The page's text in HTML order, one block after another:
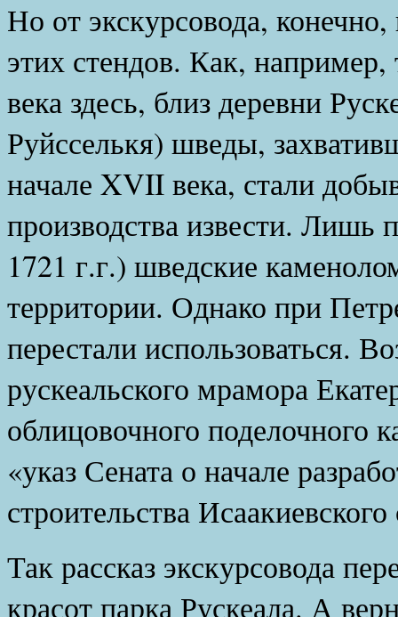
Но от экскурсовода,
этих стендов. Как,
века здесь, близ деревни
Руйсселькя) шведы,
начале XVII века, стали
производства извести. Лишь
1721 г.г.) шведские
территории. Однако при
перестали использоваться.
рускеальского мрамора
облицовочного поделочного
«указ Сената о начале
строительства
Так рассказ экскурсовода
красот парка Рускеала. А